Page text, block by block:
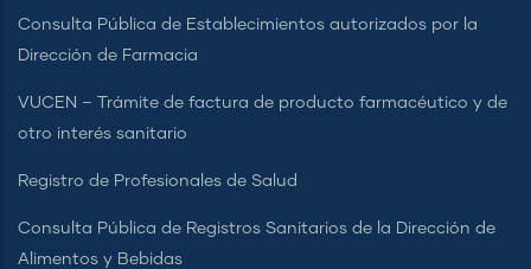
Consulta Pública de Establecimientos autorizados por la
Dirección de Farmacia
VUCEN – Trámite de factura de producto farmacéutico y de
otro interés sanitario
Registro de Profesionales de Salud
Consulta Pública de Registros Sanitarios de la Dirección de
Alimentos y Bebidas